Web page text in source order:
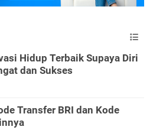
Hidup Terbaik Supaya Diri
dan Sukses
Transfer BRI dan Kode